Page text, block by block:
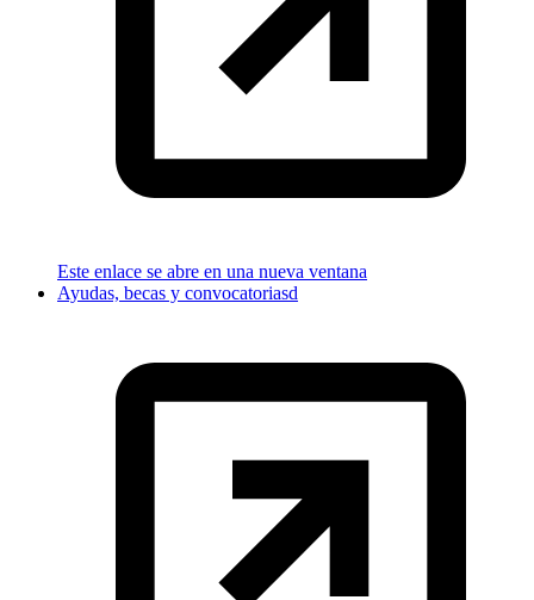
Este enlace se abre en una nueva ventana
Ayudas, becas y convocatoriasd